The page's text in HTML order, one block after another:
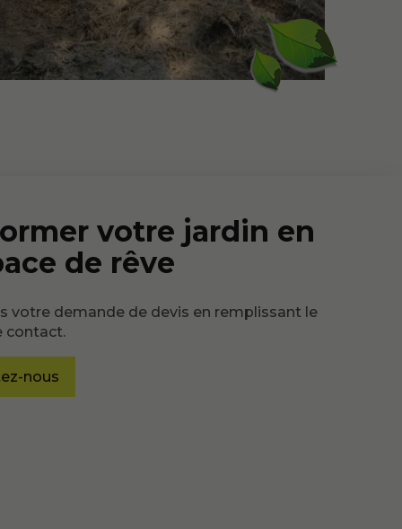
votre jardin en
de rêve
votre demande de devis en remplissant le
contact.
nous